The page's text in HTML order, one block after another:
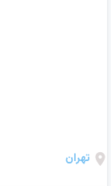
تهران